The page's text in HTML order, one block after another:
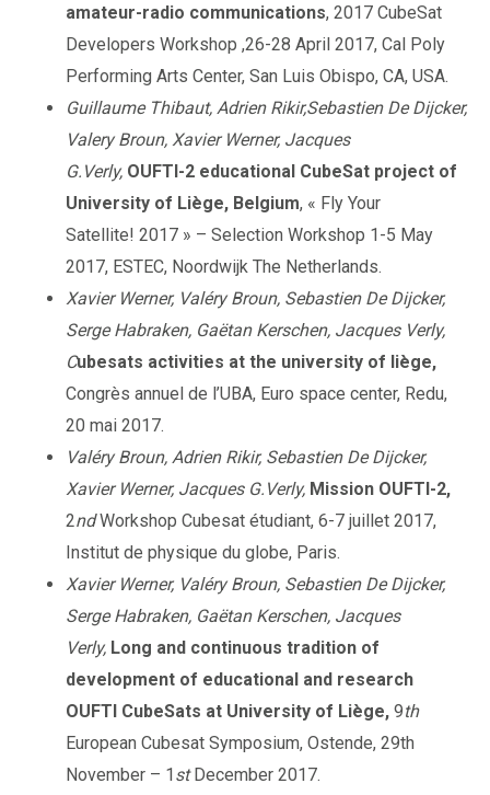
amateur-radio communications, 2017 CubeSat
Developers Workshop ,26-28 April 2017, Cal Poly
Performing Arts Center, San Luis Obispo, CA, USA.
Guillaume Thibaut, Adrien Rikir,Sebastien De Dijcker,
Valery Broun, Xavier Werner, Jacques
G.Verly, OUFTI-2 educational CubeSat project of
University of Liège, Belgium, « Fly Your
Satellite! 2017 » – Selection Workshop 1-5 May
2017, ESTEC, Noordwijk The Netherlands.
Xavier Werner, Valéry Broun, Sebastien De Dijcker,
Serge Habraken, Gaëtan Kerschen, Jacques Verly,
Cubesats activities at the university of liège,
Congrès annuel de l’UBA, Euro space center, Redu,
20 mai 2017.
Valéry Broun, Adrien Rikir, Sebastien De Dijcker,
Xavier Werner, Jacques G.Verly, Mission OUFTI-2,
2ndWorkshop Cubesat étudiant, 6-7 juillet 2017,
Institut de physique du globe, Paris.
Xavier Werner, Valéry Broun, Sebastien De Dijcker,
Serge Habraken, Gaëtan Kerschen, Jacques
Verly, Long and continuous tradition of
development of educational and research
OUFTI CubeSats at University of Liège, 9th
European Cubesat Symposium, Ostende, 29th
November – 1stDecember 2017.